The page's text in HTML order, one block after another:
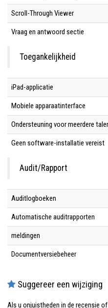
Scroll-Through Viewer
Vraag en antwoord sectie
Toegankelijkheid
iPad-applicatie
Mobiele apparaatinterface
Ondersteuning voor meerdere
Geen software-installatie vereist
Audit/Rapport
Auditlogboeken
Automatische auditrapporten
meldingen
Documentversiebeheer
Suggereer een wijziging
Als u onjuistheden in de recensie